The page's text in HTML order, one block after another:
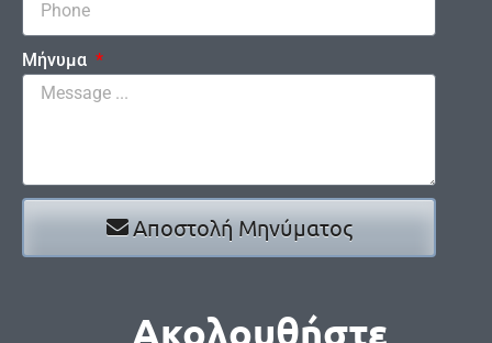
Μήνυμα
Αποστολή Μηνύματος
Ακολουθήστε